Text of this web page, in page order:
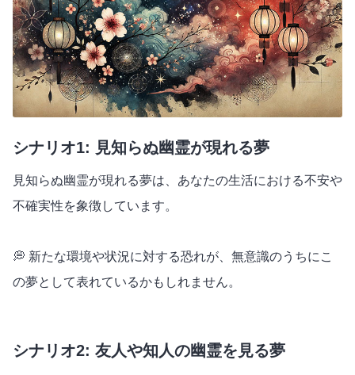
シナリオ1: 見知らぬ幽霊が現れる夢
見知らぬ幽霊が現れる夢は、あなたの生活における不安や
不確実性を象徴しています。
💭 新たな環境や状況に対する恐れが、無意識のうちにこ
の夢として表れているかもしれません。
シナリオ2: 友人や知人の幽霊を見る夢